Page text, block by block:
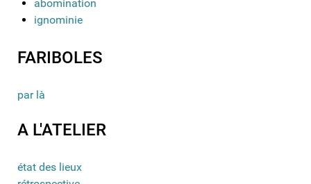
abomination
ignominie
FARIBOLES
par là
A L'ATELIER
état des lieux